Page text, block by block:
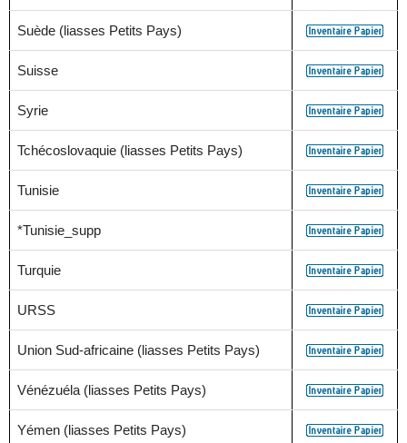
Suède (liasses Petits Pays)
Suisse
Syrie
Tchécoslovaquie (liasses Petits Pays)
Tunisie
*Tunisie_supp
Turquie
URSS
Union Sud-africaine (liasses Petits Pays)
Vénézuéla (liasses Petits Pays)
Yémen (liasses Petits Pays)